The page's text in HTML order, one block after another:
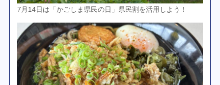
7月14日は「かごしま県民の日」県民割を活用しよう！